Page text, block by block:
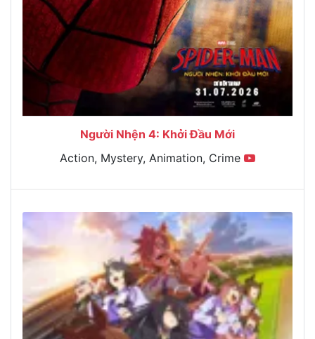
Người Nhện 4: Khởi Đầu Mới
Action, Mystery, Animation, Crime